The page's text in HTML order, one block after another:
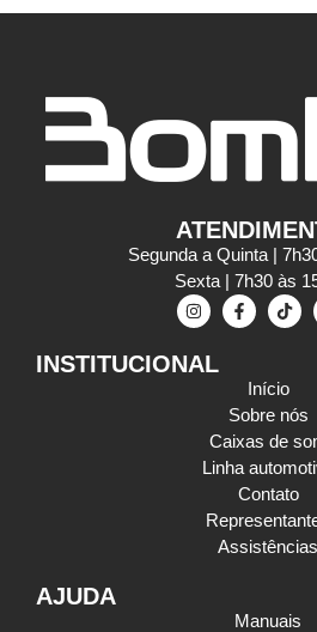
Segunda a Quinta |
Sexta | 7h30 às
INSTITUCIONAL
Início
Sobre nós
Caixas de
Linha
Contato
Assistências
AJUDA
Manuais